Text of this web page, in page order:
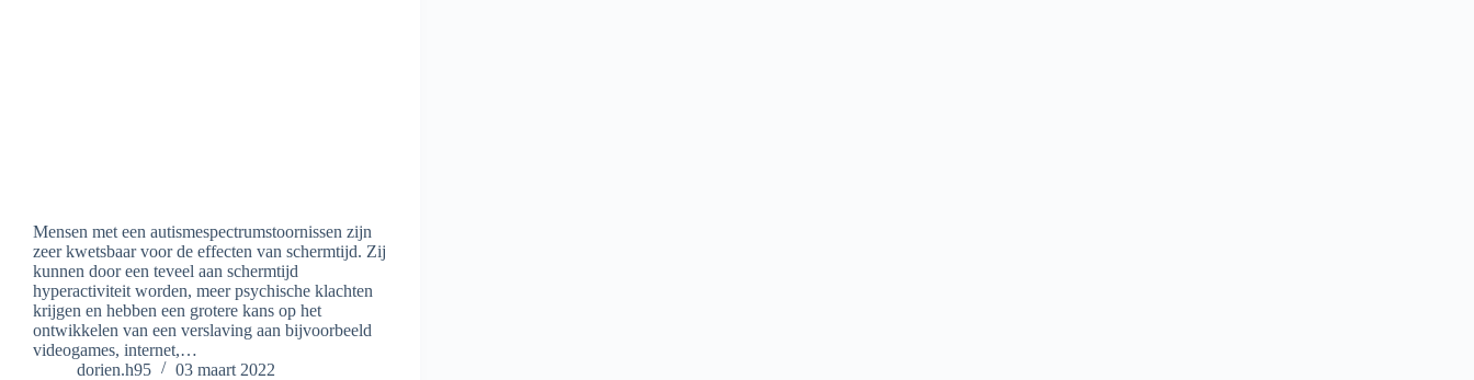
Mensen met een autismespectrumstoornissen zijn
zeer kwetsbaar voor de effecten van schermtijd. Zij
kunnen door een teveel aan schermtijd
hyperactiviteit worden, meer psychische klachten
krijgen en hebben een grotere kans op het
ontwikkelen van een verslaving aan bijvoorbeeld
videogames, internet,…
dorien.h95
03 maart 2022